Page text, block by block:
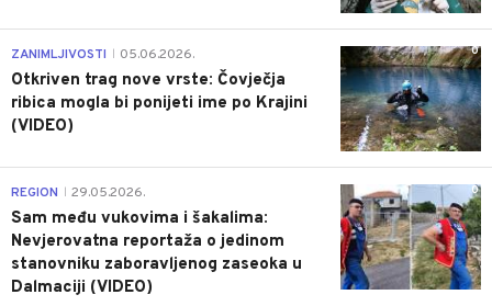
0
ZANIMLJIVOSTI 05.06.2026.
Otkriven trag nove vrste: Čovječja
ribica mogla bi ponijeti ime po Krajini
(VIDEO)
0
REGION 29.05.2026.
Sam među vukovima i šakalima:
Nevjerovatna reportaža o jedinom
stanovniku zaboravljenog zaseoka u
Dalmaciji (VIDEO)